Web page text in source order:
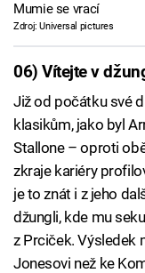
Mumie se vrací
Zdroj: Universal pictures
06) Vítejte v
Již od počátku své
klasikům, jako byl
Stallone – oproti
zkraje kariéry
je to znát i z jeho
džungli, kde mu
z Prciček. Výsledek
Jonesovi než ke